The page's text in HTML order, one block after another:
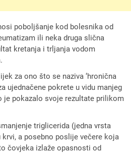
poboljšanje kod bolesnika od
ili neka druga slična
kretanja i trljanja vodom
za ono što se naziva ‘hronična
ujednačene pokrete u vidu manjeg
je pokazalo svoje rezultate prilikom
triglicerida (jedna vrsta
a posebno poslije večere koja
čovjeka izlaže opasnosti od